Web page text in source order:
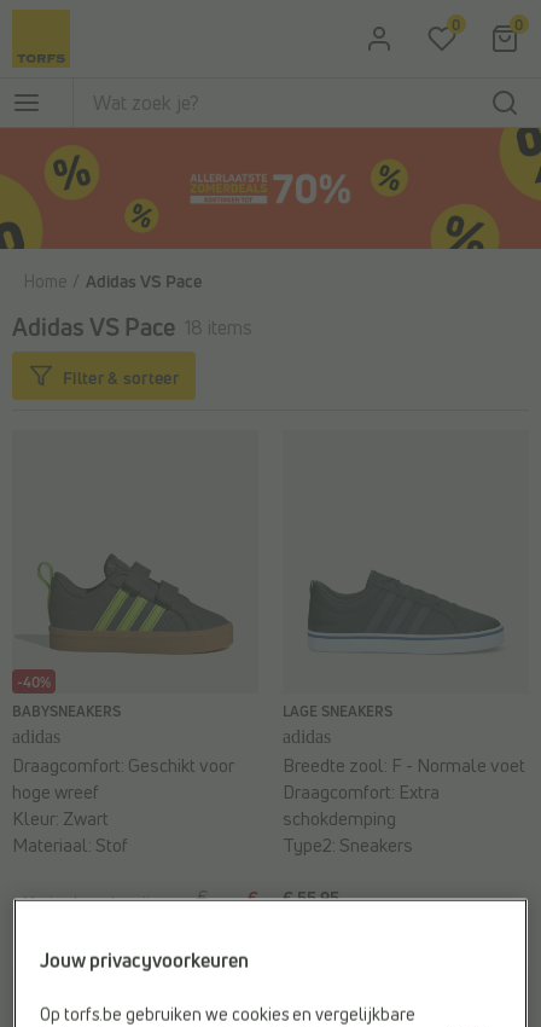
Ga naar de hoofdinhoud 0 0
Home Adidas VS Pace
Adidas VS Pace 18 items
Filter & sorteer
-40%
BABYSNEAKERS
adidas
Vorige laagste prijs:
€
€
Draagcomfort: Geschikt voor
hoge wreef
Kleur: Zwart
Materiaal: Stof
LAGE SNEAKERS
adidas
€ 55,95
Breedte zool: F - Normale voet
Draagcomfort: Extra
schokdemping
Type2: Sneakers
Jouw privacyvoorkeuren
Op torfs.be gebruiken we cookies en vergelijkbare